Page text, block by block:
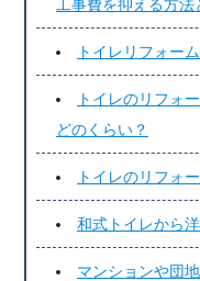
工事費を抑える方法
トイレリフォー
トイレのリフォ
どのくらい？
トイレのリフォ
和式トイレから
マンションや団